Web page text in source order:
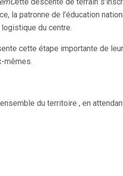
la patronne de l’éducation
du centre.
cette étape importante de
mêmes.
du territoire , en